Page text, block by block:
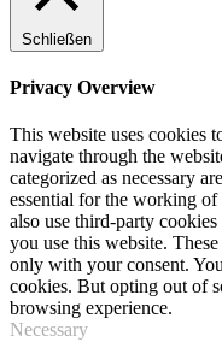
Schließen
Privacy Overview
This website uses cookies
navigate through the
categorized as necessary
essential for the working
also use third-party
you use this website.
only with your consent.
cookies. But opting out of
browsing experience.
Necessary